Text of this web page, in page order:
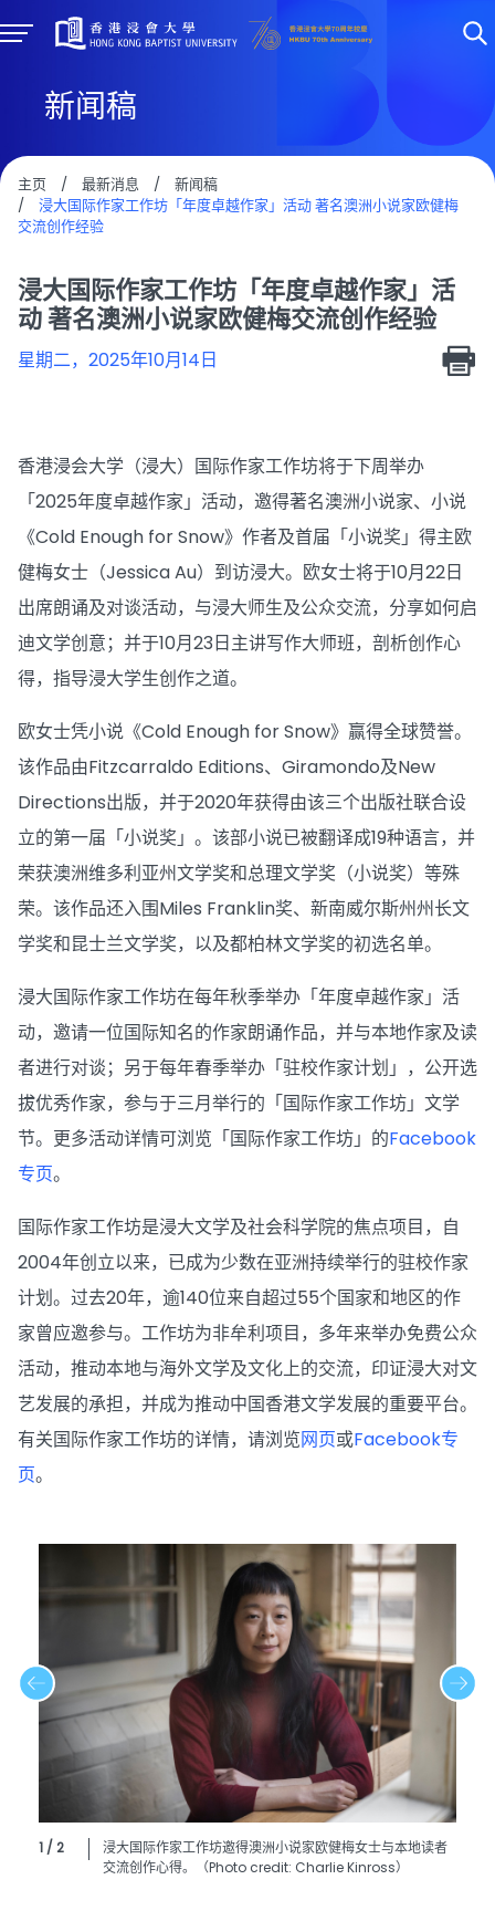
新闻稿
主页 / 最新消息 /
新闻稿
/
浸大国际作家工作坊「年度卓越作家」活动 著名澳洲小说家欧健梅
交流创作经验
浸大国际作家工作坊「年度卓越作家」活
动 著名澳洲小说家欧健梅交流创作经验
星期二，2025年10月14日
香港浸会大学（浸大）国际作家工作坊将于下周举办
「2025年度卓越作家」活动，邀得著名澳洲小说家、小说
《Cold Enough for Snow》作者及首届「小说奖」得主欧
健梅女士（Jessica Au）到访浸大。欧女士将于10月22日
出席朗诵及对谈活动，与浸大师生及公众交流，分享如何启
迪文学创意；并于10月23日主讲写作大师班，剖析创作心
得，指导浸大学生创作之道。
欧女士凭小说《Cold Enough for Snow》赢得全球赞誉。
该作品由Fitzcarraldo Editions、Giramondo及New
Directions出版，并于2020年获得由该三个出版社联合设
立的第一届「小说奖」。该部小说已被翻译成19种语言，并
荣获澳洲维多利亚州文学奖和总理文学奖（小说奖）等殊
荣。该作品还入围Miles Franklin奖、新南威尔斯州州长文
学奖和昆士兰文学奖，以及都柏林文学奖的初选名单。
浸大国际作家工作坊在每年秋季举办「年度卓越作家」活
动，邀请一位国际知名的作家朗诵作品，并与本地作家及读
者进行对谈；另于每年春季举办「驻校作家计划」，公开选
拔优秀作家，参与于三月举行的「国际作家工作坊」文学
节。更多活动详情可浏览「国际作家工作坊」的Facebook
专页。
国际作家工作坊是浸大文学及社会科学院的焦点项目，自
2004年创立以来，已成为少数在亚洲持续举行的驻校作家
计划。过去20年，逾140位来自超过55个国家和地区的作
家曾应邀参与。工作坊为非牟利项目，多年来举办免费公众
活动，推动本地与海外文学及文化上的交流，印证浸大对文
艺发展的承担，并成为推动中国香港文学发展的重要平台。
有关国际作家工作坊的详情，请浏览网页或Facebook专
页。
1 / 2
浸大国际作家工作坊邀得澳洲小说家欧健梅女士与本地读者
交流创作心得。（Photo credit: Charlie Kinross）